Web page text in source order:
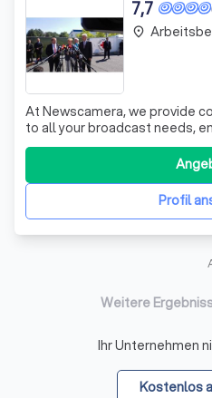
7,7
At Newscamera, we provide
to all your broadcast needs,
comes to life with precision
require a fully equipped
or SD, or even 4K productions,
expertise extends to lProfil
place
Weitere
Ihr Unternehmen
Kostenlos